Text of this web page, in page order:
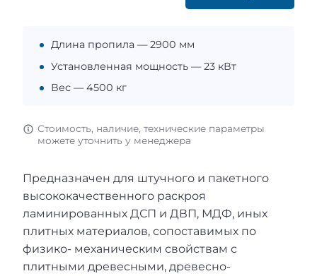
Длина пропила — 2900 мм
Установленная мощность — 23 кВт
Вес — 4500 кг
Стоимость, наличие, технические параметры
можете уточнить у менеджера
Предназначен для штучного и пакетного
высококачественного раскроя
ламинированных ДСП и ДВП, МДФ, иных
плитных материалов, сопоставимых по
физико- механическим свойствам с
плитными древесными, древесно-